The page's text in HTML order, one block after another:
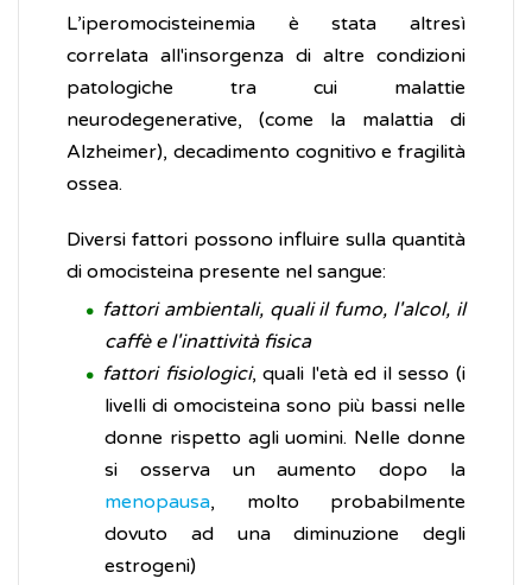
L’iperomocisteinemia è stata altresì
correlata all'insorgenza di altre condizioni
patologiche tra cui malattie
neurodegenerative, (come la malattia di
Alzheimer), decadimento cognitivo e fragilità
ossea.
Diversi fattori possono influire sulla quantità
di omocisteina presente nel sangue:
fattori ambientali, quali il fumo, l'alcol, il
caffè e l'inattività fisica
fattori fisiologici, quali l'età ed il sesso (i
livelli di omocisteina sono più bassi nelle
donne rispetto agli uomini. Nelle donne
si osserva un aumento dopo la
menopausa, molto probabilmente
dovuto ad una diminuzione degli
estrogeni)